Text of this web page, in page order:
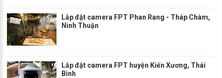
Lắp đặt camera FPT Phan Rang - Tháp Chàm,
Ninh Thuận
Lắp đặt camera FPT huyện Kiến Xương, Thái
Bình